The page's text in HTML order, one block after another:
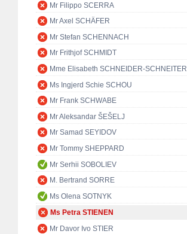
Mr Filippo SCERRA
Mr Axel SCHÄFER
Mr Stefan SCHENNACH
Mr Frithjof SCHMIDT
Mme Elisabeth SCHNEIDER-SCHNEITER
Ms Ingjerd Schie SCHOU
Mr Frank SCHWABE
Mr Aleksandar ŠEŠELJ
Mr Samad SEYIDOV
Mr Tommy SHEPPARD
Mr Serhii SOBOLIEV
M. Bertrand SORRE
Ms Olena SOTNYK
Ms Petra STIENEN
Mr Davor Ivo STIER